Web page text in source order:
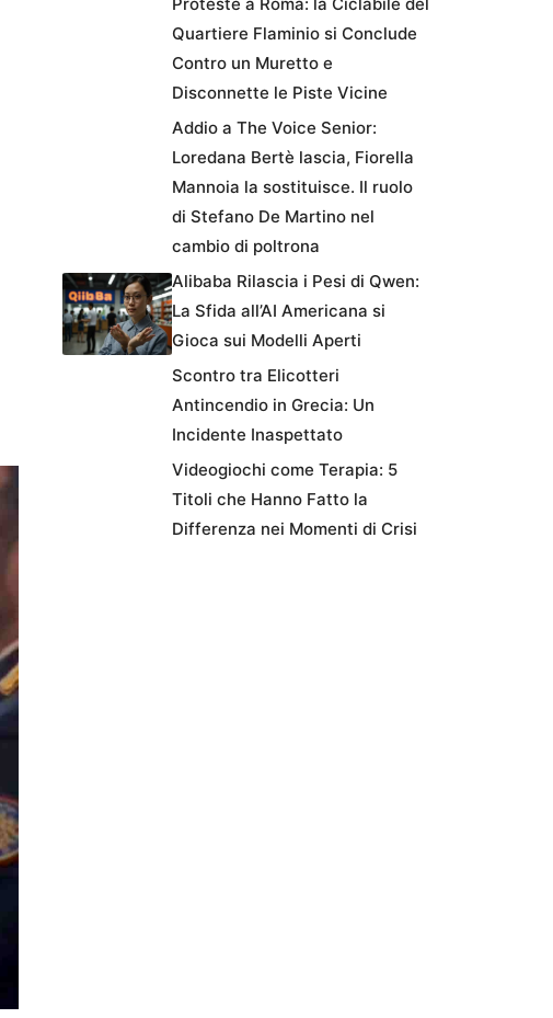
Proteste a Roma: la Ciclabile del
Quartiere Flaminio si Conclude
Contro un Muretto e
Disconnette le Piste Vicine
Addio a The Voice Senior:
Loredana Bertè lascia, Fiorella
Mannoia la sostituisce. Il ruolo
di Stefano De Martino nel
cambio di poltrona
Alibaba Rilascia i Pesi di Qwen:
La Sfida all’AI Americana si
Gioca sui Modelli Aperti
Scontro tra Elicotteri
Antincendio in Grecia: Un
Incidente Inaspettato
Videogiochi come Terapia: 5
Titoli che Hanno Fatto la
Differenza nei Momenti di Crisi